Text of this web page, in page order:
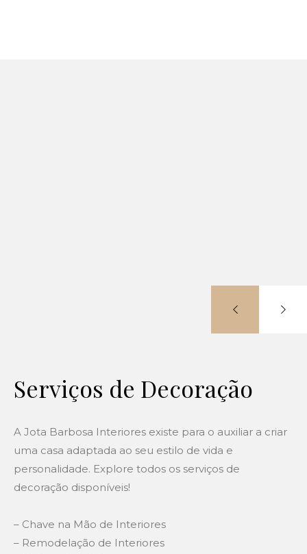
Serviços de Decoração
A Jota Barbosa Interiores existe para o auxiliar a criar
uma casa adaptada ao seu estilo de vida e
personalidade. Explore todos os serviços de
decoração disponíveis!
– Chave na Mão de Interiores
– Remodelação de Interiores